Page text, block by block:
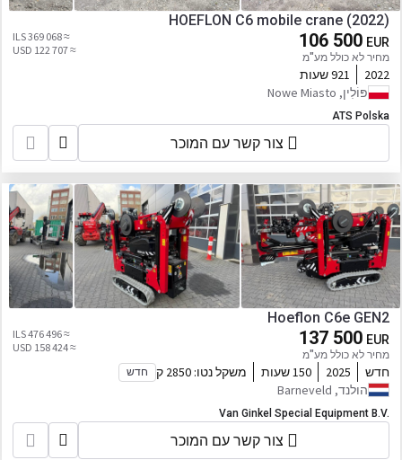
HOEFLON C6 mobile crane (2022)
106 500 EUR
מחיר לא כולל מע"מ
≈ 369 068 ILS
≈ 122 707 USD
2022
921 שעות
פּוֹלִין, Nowe Miasto
ATS Polska
צור קשר עם המוכר
Hoeflon C6e GEN2
137 500 EUR
מחיר לא כולל מע"מ
≈ 476 496 ILS
≈ 158 424 USD
חדש 2025 150 שעות משקל נטו: 2850 ק חדש
הולנד, Barneveld
Van Ginkel Special Equipment B.V.
צור קשר עם המוכר